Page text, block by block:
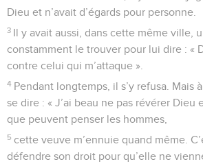
Dieu et n’avait d’égards pour personne.
3 Il y avait aussi, dans cette même ville,
constamment le trouver pour lui dire : «
contre celui qui m’attaque ».
4 Pendant longtemps, il s’y refusa. Mais
se dire : « J’ai beau ne pas révérer Dieu
que peuvent penser les hommes,
5 cette veuve m’ennuie quand même.
défendre son droit pour qu’elle ne